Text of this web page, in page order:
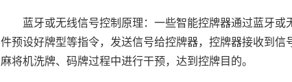
蓝牙或无线信号控制原理：一些智能控牌器通过蓝牙
件预设好牌型等指令，发送信号给控牌器，控牌器接收到
麻将机洗牌、码牌过程中进行干预，达到控牌目的。